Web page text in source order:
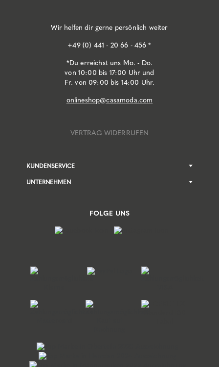
Wir helfen dir gerne persönlich weiter
+49 (0) 441 - 20 66 - 456 *
*Du erreichst uns Mo. - Do.
von 10:00 bis 17:00 Uhr und
Fr. von 09:00 bis 14:00 Uhr.
onlineshop@casamoda.com
VERTRAG WIDERRUFEN
KUNDENSERVICE
UNTERNEHMEN
FOLGE UNS